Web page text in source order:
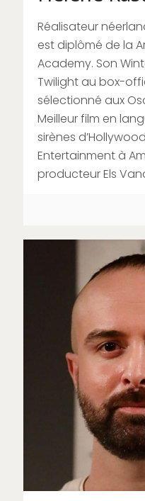
Réalisateur
est diplômé de la
Academy. Son
Twilight au box-
sélectionné aux
Meilleur film en
sirènes
Entertainment à
producteur Els